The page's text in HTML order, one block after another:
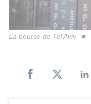
La bourse de Tel Aviv